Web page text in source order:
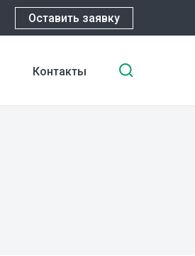
Оставить заявку
Контакты